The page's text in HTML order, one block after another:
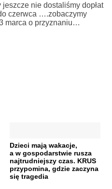
nie dostaliśmy dopłat
czerwca ….zobaczymy
marca o przyznaniu…
Dzieci mają wakacje,
a w gospodarstwie rusza
najtrudniejszy czas. KRUS
przypomina, gdzie zaczyna
się tragedia